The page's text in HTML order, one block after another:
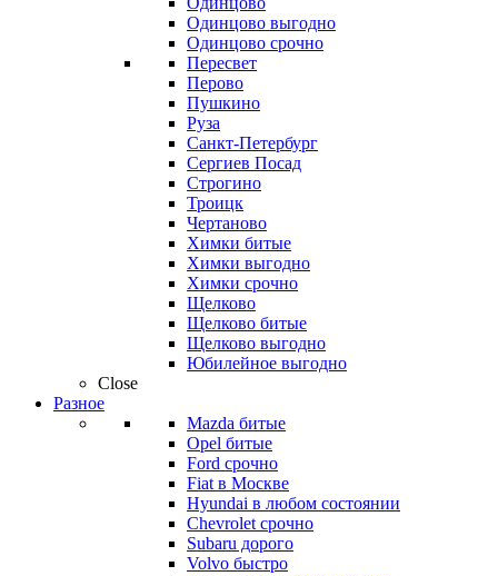
Одинцово выгодно
Одинцово срочно
Пересвет
Перово
Пушкино
Руза
Санкт-Петербург
Сергиев Посад
Строгино
Троицк
Чертаново
Химки битые
Химки выгодно
Химки срочно
Щелково
Щелково битые
Щелково выгодно
Юбилейное выгодно
Close
Разное
Mazda битые
Opel битые
Ford срочно
Fiat в Москве
Hyundai в любом состоянии
Chevrolet срочно
Subaru дорого
Volvo быстро